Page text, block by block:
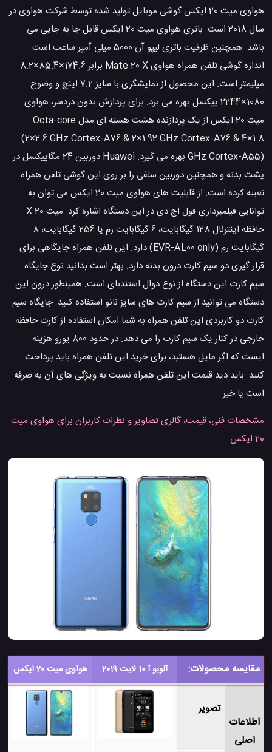
هواوی میت 20 ایکس گوشی موبایل تولید شده توسط شرکت هواوی در
سال 2018 است. باتری هواوی میت 20 ایکس قابل جا به جایی می
باشد. همچنین ظرفیت باتری لیپو آن 5000 میلی آمپر ساعت است.
اندازه گوشی تلفن همراه هواوی Mate 20 X برابر 174.6×85.4×8.2
میلیمتر است. این محصول از نمایشگری با سایز 7.2 اینچ و وضوح
1080×2244 پیکسل بهره می برد. برای پردازش بدون دردسر، هواوی
میت 20 ایکس از یک پردازنده هشت هسته ای مدل Octa-core
(2×2.6 GHz Cortex-A76 & 2×1.92 GHz Cortex-A76 & 4×1.8
GHz Cortex-A55) بهره می گیرد. Huawei دوربین 24 مگاپیکسل در
پشت بدنه و همچنین دوربین سلفی را بر روی این گوشی تلفن همراه
تعبیه کرده است. از قابلیت های هواوی میت 20 ایکس می توان به
توانایی فیلمبرداری فول اچ دی در این دستگاه اشاره کرد. میت 20 X
حافظه اینترنال 128 گیگابایت، 6 گیگابایت رم یا 256 گیگابایت، 8
گیگابایت رم (EVR-AL00 only) دارد. این تلفن همراه جایگاهی برای
قرار گیری دو سیم کارت درون بدنه دارد. بهتر است بدانید نوع جایگاه
سیم کارت این دستگاه از نوع دوال استندبای است. همینطور درون این
دستگاه می توانید از سیم کارت های سایز نانو استفاده کنید. جایگاه سیم
کارت دو کاربردی این تلفن همراه به شما امکان استفاده از کارت حافظه
خارجی در کنار یک سیم کارت را می دهد. در حدود 800 یورو هزینه
ایست که اگر مایل هستید، برای خرید این تلفن همراه باید پرداخت
کنید. باید دید قیمت این تلفن همراه نسبت به ویژگی های آن به صرفه
است یا خیر.
مشخصات فنی، قیمت، گالری تصاویر و نظرات کاربران برای هواوی میت
20 ایکس
مقایسه محصولات: آلویو آ 10 لایت 2019 هواوی میت 20 ایکس
اطلاعات
اصلی
تصویر